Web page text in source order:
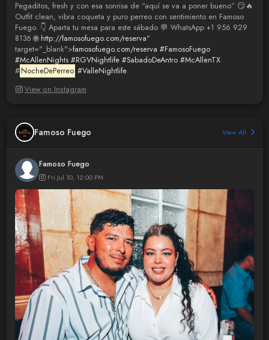
Pegaditos, fresh y con esa sonrisa de “aquí se va a poner bueno” 😏🔥
Outfit clean, vibra coqueta y puro perreo con sentimiento en Famoso
Fuego. 👇 Aparta tu mesa para este sábado 💬 WhatsApp +1 956 929
8136 🌐 http://famosofuego.com/reserva"
target="_blank">famosofuego.com/reserva #FamosoFuego
#McAllenNights #RGVNightlife #SabadoDeAntro #McAllenTX
# NocheDePerreo #ValleNightlife
View on Instagram
Famoso Fuego View All
Famoso Fuego
Fri Jul 10, 12:00 PM